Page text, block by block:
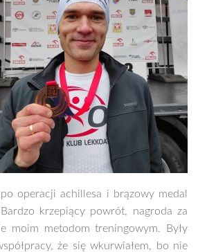
operacji achillesa i brązowy medal
krzepiący powrót, nagroda za
moim metodom treningowym. Były
że się wkurwiałem, bo nie